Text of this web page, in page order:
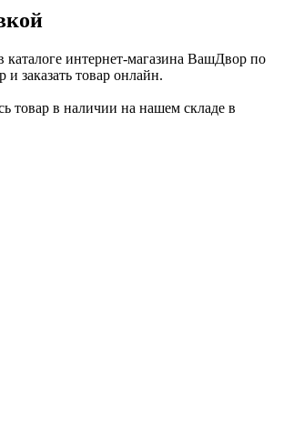
интернет-магазина ВашДвор по
заказать товар онлайн.
товар в наличии на нашем складе в